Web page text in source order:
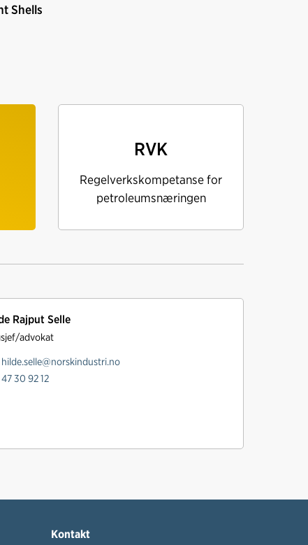
Shells
RVK
Regelverkskompetanse for
petroleumsnæringen
Rajput Selle
advokat
hilde.selle@norskindustri.no
47 30 92 12
Kontakt